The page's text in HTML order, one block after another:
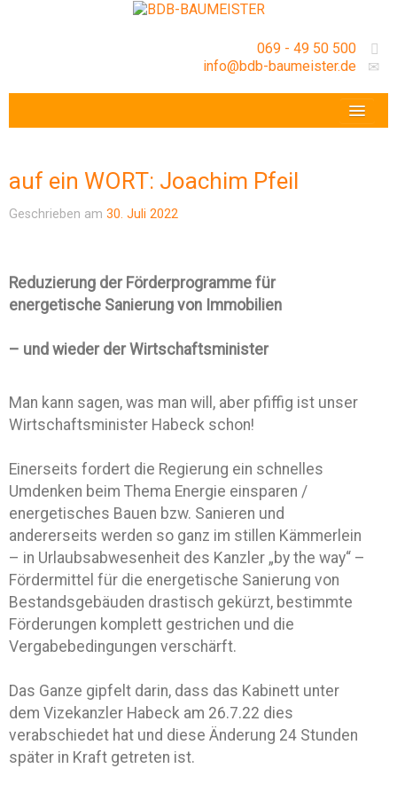
069 - 49 50 500
info@bdb-baumeister.de
auf ein WORT: Joachim Pfeil
Geschrieben am 30. Juli 2022
Reduzierung der Förderprogramme für
energetische Sanierung von Immobilien
– und wieder der Wirtschaftsminister
Man kann sagen, was man will, aber pfiffig ist unser
Wirtschaftsminister Habeck schon!
Einerseits fordert die Regierung ein schnelles
Umdenken beim Thema Energie einsparen /
energetisches Bauen bzw. Sanieren und
andererseits werden so ganz im stillen Kämmerlein
– in Urlaubsabwesenheit des Kanzler „by the way“ –
Fördermittel für die energetische Sanierung von
Bestandsgebäuden drastisch gekürzt, bestimmte
Förderungen komplett gestrichen und die
Vergabebedingungen verschärft.
Das Ganze gipfelt darin, dass das Kabinett unter
dem Vizekanzler Habeck am 26.7.22 dies
verabschiedet hat und diese Änderung 24 Stunden
später in Kraft getreten ist.